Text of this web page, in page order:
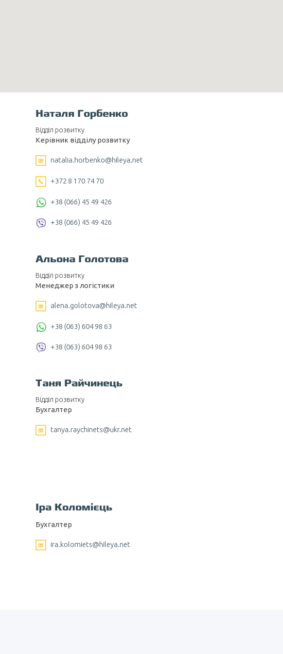
Наталя Горбенко
Відділ розвитку
Керівник відділу розвитку
natalia.horbenko@hileya.net
+372 8 170 74 70
+38 (066) 45 49 426
+38 (066) 45 49 426
Альона Голотова
Відділ розвитку
Менеджер з логістики
alena.golotova@hileya.net
+38 (063) 604 98 63
+38 (063) 604 98 63
Таня Райчинець
Відділ розвитку
Бухгалтер
tanya.raychinets@ukr.net
Іра Коломієць
Бухгалтер
ira.kolomiets@hileya.net